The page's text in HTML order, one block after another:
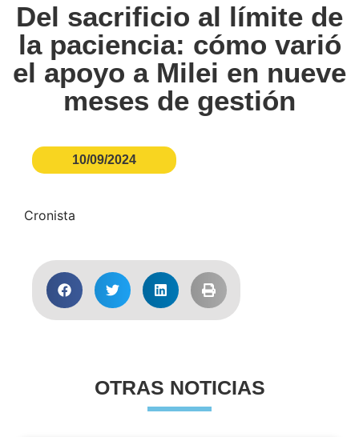
Del sacrificio al límite de
la paciencia: cómo varió
el apoyo a Milei en nueve
meses de gestión
10/09/2024
Cronista
OTRAS NOTICIAS